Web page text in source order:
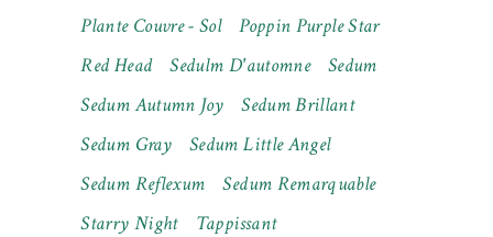
Plante Couvre - Sol
Poppin Purple Star
Red Head
Sedulm D'automne
Sedum
Sedum Autumn Joy
Sedum Brillant
Sedum Gray
Sedum Little Angel
Sedum Reflexum
Sedum Remarquable
Starry Night
Tappissant